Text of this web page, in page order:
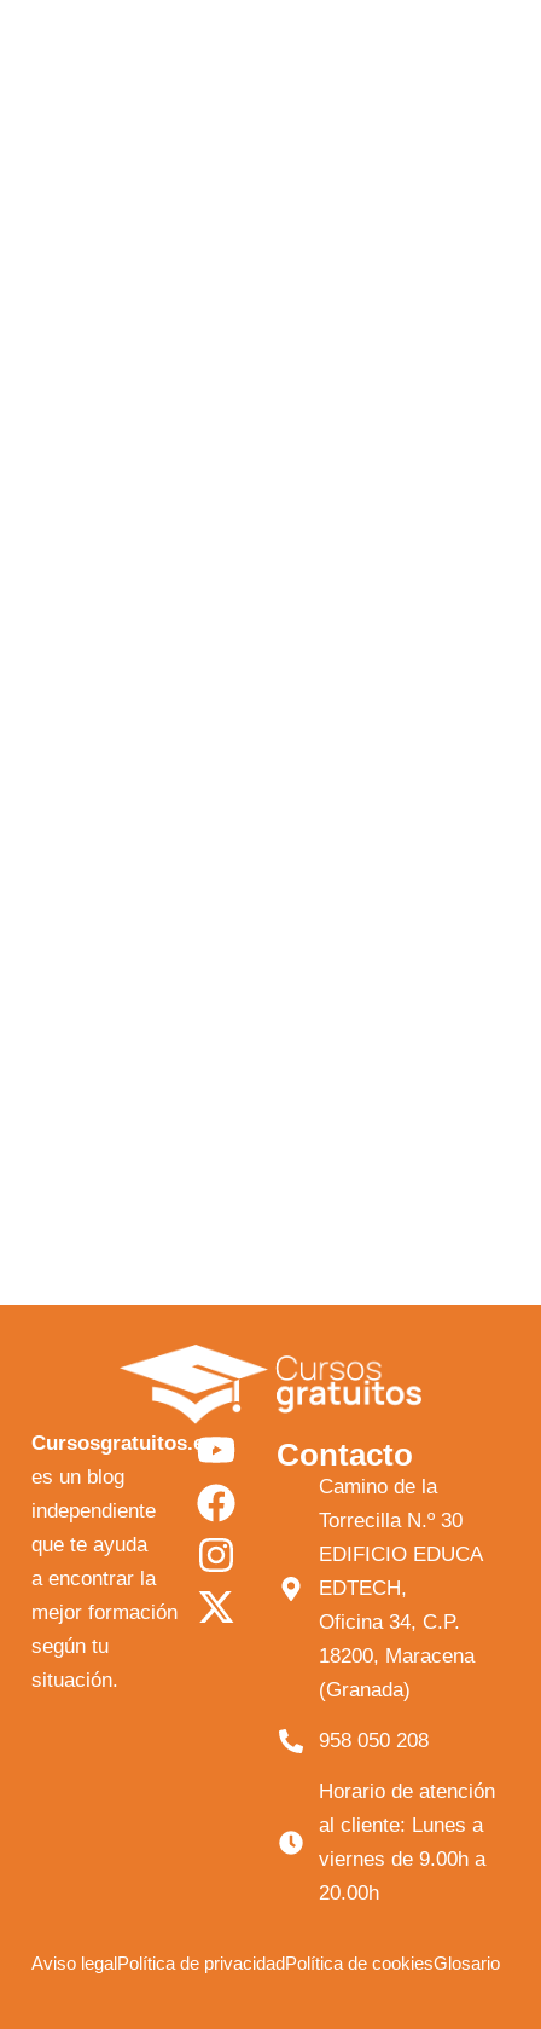
Cursosgratuitos.es
es un blog
independiente
que te ayuda
a encontrar la
mejor formación
según tu
situación.
Y
o
u
t
u
F
a
c
e
b
I
n
s
t
a
X
-
t
w
i
Contacto
Camino de la
Torrecilla N.º 30
EDIFICIO EDUCA
EDTECH,
Oficina 34, C.P.
18200, Maracena
(Granada)
958 050 208
Horario de atención
al cliente: Lunes a
viernes de 9.00h a
20.00h
Aviso legalPolítica de privacidadPolítica de cookiesGlosario